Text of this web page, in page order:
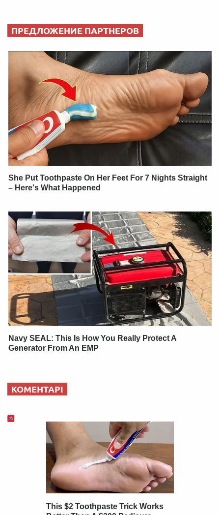
ПРЕДЛОЖЕНИЕ ПАРТНЕРОВ
She Put Toothpaste On Her Feet For 7 Nights Straight
– Here's What Happened
Navy SEAL: This Is How You Really Protect A
Generator From An EMP
КОМЕНТАРІ